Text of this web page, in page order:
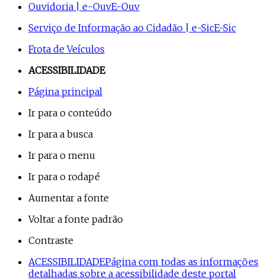
Ouvidoria | e-OuvE-Ouv
Serviço de Informação ao Cidadão | e-SicE-Sic
Frota de Veículos
ACESSIBILIDADE
Página principal
Ir para o conteúdo
Ir para a busca
Ir para o menu
Ir para o rodapé
Aumentar a fonte
Voltar a fonte padrão
Contraste
ACESSIBILIDADEPágina com todas as informações
detalhadas sobre a acessibilidade deste portal